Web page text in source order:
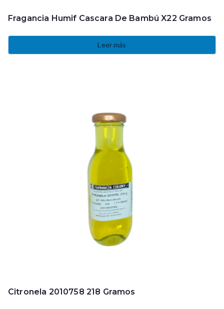
Fragancia Humif Cascara De Bambú X22 Gramos
Leer más
Citronela 2010758 218 Gramos